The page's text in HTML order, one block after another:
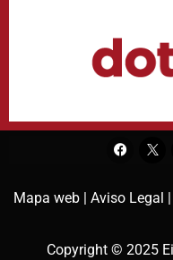
Mapa web | Aviso Legal |
Copyright © 2025